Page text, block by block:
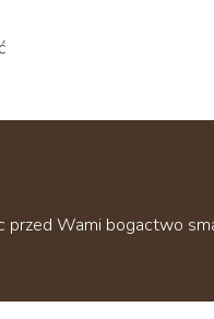
przed Wami bogactwo